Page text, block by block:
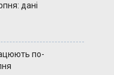
дані
по-